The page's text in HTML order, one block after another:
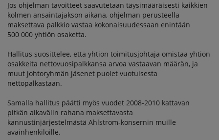
Jos ohjelman tavoitteet saavutetaan täysimääräisesti kaikkien
kolmen ansaintajakson aikana, ohjelman perusteella
maksettava palkkio vastaa kokonaisuudessaan enintään
500 000 yhtiön osaketta.
Hallitus suosittelee, että yhtiön toimitusjohtaja omistaa yhtiön
osakkeita nettovuosipalkkansa arvoa vastaavan määrän, ja
muut johtoryhmän jäsenet puolet vuotuisesta
nettopalkastaan.
Samalla hallitus päätti myös vuodet 2008-2010 kattavan
pitkän aikavälin rahana maksettavasta
kannustinjärjestelmästä Ahlstrom-konsernin muille
avainhenkilöille.